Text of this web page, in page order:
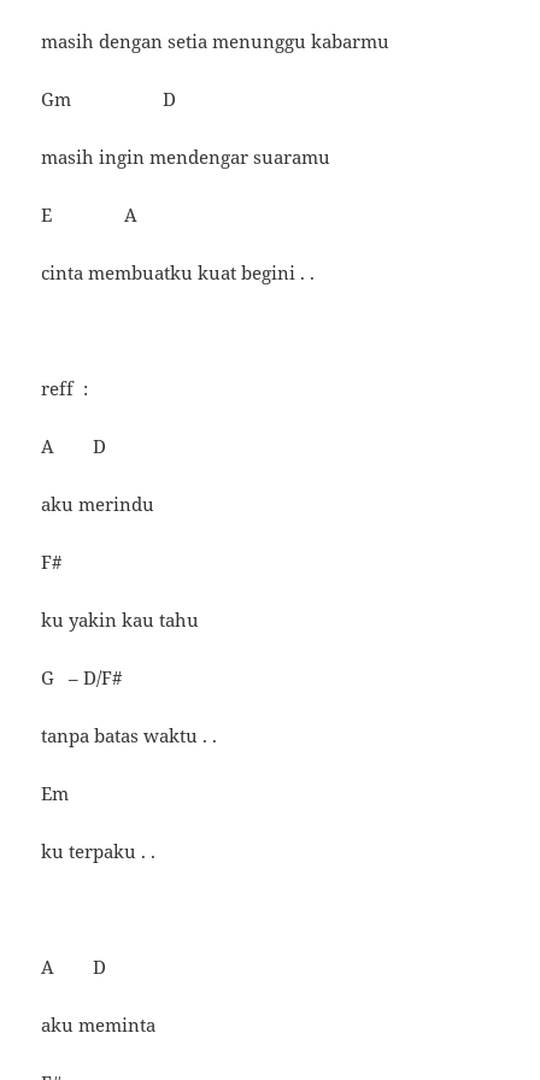
masih dengan setia menunggu kabarmu
Gm D
masih ingin mendengar suaramu
E A
cinta membuatku kuat begini . .
reff :
A D
aku merindu
F#
ku yakin kau tahu
G – D/F#
tanpa batas waktu . .
Em
ku terpaku . .
A D
aku meminta